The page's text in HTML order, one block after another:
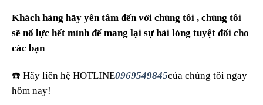
Khách hàng hãy yên tâm đến với chúng tôi , chúng tôi
sẽ nổ lực hết mình để mang lại sự hài lòng tuyệt đối cho
các bạn
☎️ Hãy liên hệ HOTLINE0969549845của chúng tôi ngay
hôm nay!